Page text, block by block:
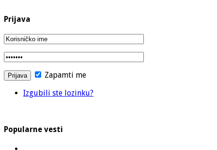
Prijava
Zapamti me
Izgubili ste lozinku?
Popularne vesti